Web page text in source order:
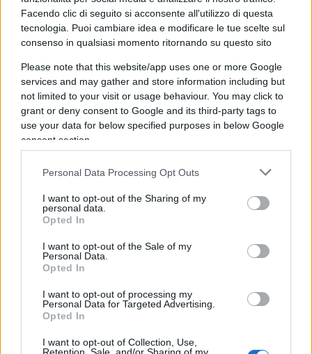
Facendo clic di seguito si acconsente all'utilizzo di questa
tecnologia. Puoi cambiare idea e modificare le tue scelte sul
consenso in qualsiasi momento ritornando su questo sito
Please note that this website/app uses one or more Google
services and may gather and store information including but
not limited to your visit or usage behaviour. You may click to
grant or deny consent to Google and its third-party tags to
use your data for below specified purposes in below Google
consent section.
Personal Data Processing Opt Outs
I want to opt-out of the Sharing of my
personal data.
Opted In
I want to opt-out of the Sale of my
Personal Data.
Opted In
I want to opt-out of processing my
Personal Data for Targeted Advertising.
Opted In
I want to opt-out of Collection, Use,
Adesso non si scherza più, compagni, adesso
capiranno che siamo tornati e siamo sempre
quelli del furore. Questa
Elly figlia del
globalismo finanziarionon è granché ma
conserva tutti i tratti di ferocia e di intolleranza dei
comunisti e per di più ricchi. “Non ci hanno
sentito arrivare”, ha commentato appena ed è una
immondo, sui morti di Cutro scaricati sulla
Meloni, poi il sostegno velato a Cospito, il
terrorista, l’aspirante stragista. Perché il convitato
di pietra del sabato antifà fiorentino era lui.
“Fasci di merd*”, poi le botte: “Così i collettivi ci
hanno pestato”